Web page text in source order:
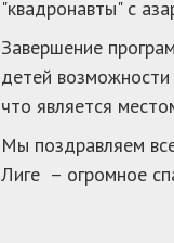
"квадронавты" с
Завершение
детей
что является
Мы поздравляем
Лиге – огромное